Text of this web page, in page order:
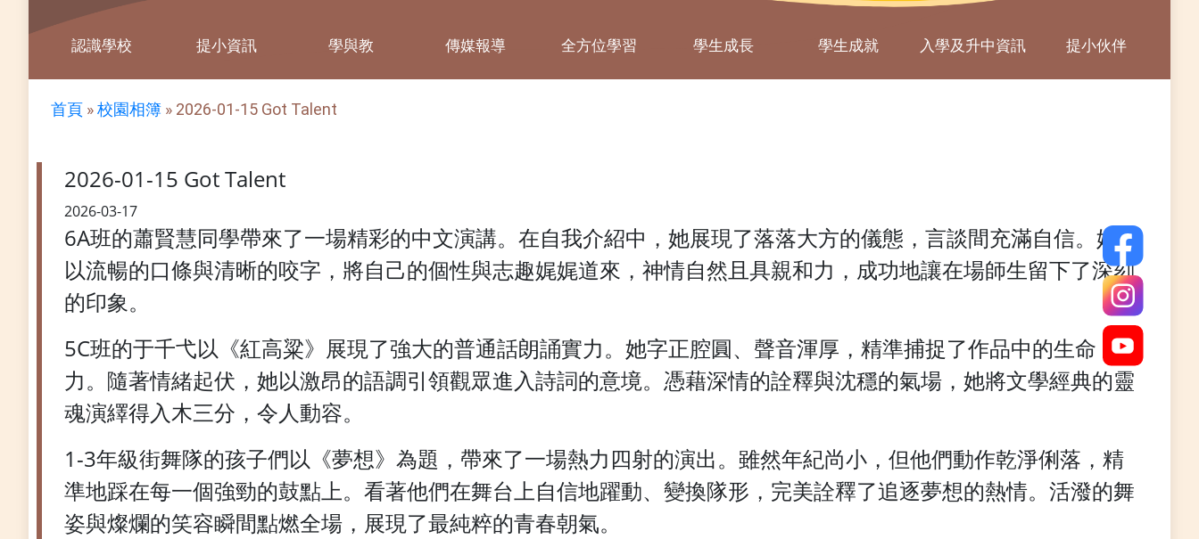
認識學校 提小資訊 學與教 傳媒報導 全方位學習 學生成長 學生成就 入學及升中資訊 提小伙伴
首頁 »校園相簿 » 2026-01-15 Got Talent
2026-01-15 Got Talent
2026-03-17
6A班的蕭賢慧同學帶來了一場精彩的中文演講。在自我介紹中，她展現了落落大方的儀態，言談間充滿自信。她
以流暢的口條與清晰的咬字，將自己的個性與志趣娓娓道來，神情自然且具親和力，成功地讓在場師生留下了深刻
的印象。
5C班的于千弋以《紅高粱》展現了強大的普通話朗誦實力。她字正腔圓、聲音渾厚，精準捕捉了作品中的生命
力。隨著情緒起伏，她以激昂的語調引領觀眾進入詩詞的意境。憑藉深情的詮釋與沈穩的氣場，她將文學經典的靈
魂演繹得入木三分，令人動容。
1-3年級街舞隊的孩子們以《夢想》為題，帶來了一場熱力四射的演出。雖然年紀尚小，但他們動作乾淨俐落，精
準地踩在每一個強勁的鼓點上。看著他們在舞台上自信地躍動、變換隊形，完美詮釋了追逐夢想的熱情。活潑的舞
姿與燦爛的笑容瞬間點燃全場，展現了最純粹的青春朝氣。